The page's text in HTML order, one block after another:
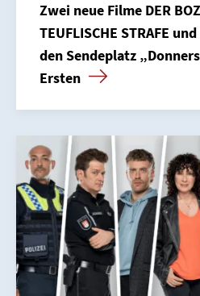
Zwei neue Filme DER
TEUFLISCHE STRAFE
den Sendeplatz
Ersten
Home
Presse
Karriere
Kontakt
Newsletter Datenschutz